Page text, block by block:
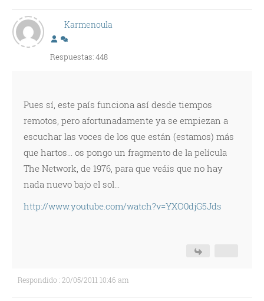
Karmenoula
Respuestas: 448
Pues sí, este país funciona así desde tiempos
remotos, pero afortunadamente ya se empiezan a
escuchar las voces de los que están (estamos) más
que hartos... os pongo un fragmento de la película
The Network, de 1976, para que veáis que no hay
nada nuevo bajo el sol...
http://www.youtube.com/watch?v=YXO0djG5Jds
Respondido : 20/05/2011 10:46 am